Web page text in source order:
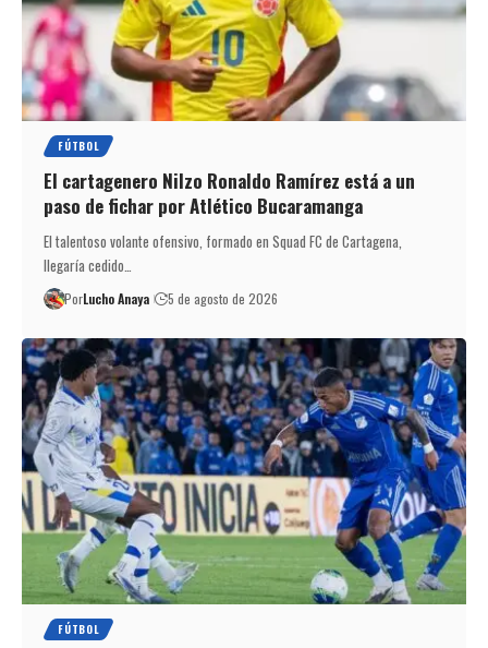
FÚTBOL
El cartagenero Nilzo Ronaldo Ramírez está a un
paso de fichar por Atlético Bucaramanga
El talentoso volante ofensivo, formado en Squad FC de Cartagena,
llegaría cedido…
PorLucho Anaya 5 de agosto de 2026
FÚTBOL